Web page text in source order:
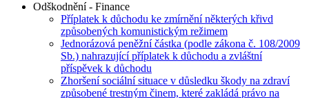
Odškodnění - Finance
Příplatek k důchodu ke zmírnění některých křivd
způsobených komunistickým režimem
Jednorázová peněžní částka (podle zákona č. 108/2009
Sb.) nahrazující příplatek k důchodu a zvláštní
příspěvek k důchodu
Zhoršení sociální situace v důsledku škody na zdraví
způsobené trestným činem, které zakládá právo na